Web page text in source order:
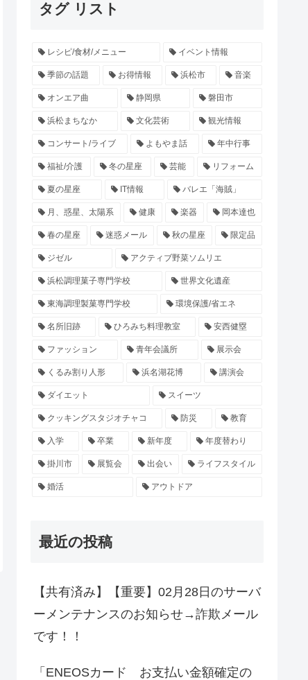
タグ リスト
レシピ/食材/メニュー イベント情報
季節の話題 お得情報 浜松市 音楽
オンエア曲 静岡県 磐田市
浜松まちなか 文化芸術 観光情報
コンサート/ライブ よもやま話 年中行事
福祉/介護 冬の星座 芸能 リフォーム
夏の星座 IT情報 バレエ「海賊」
月、惑星、太陽系 健康 楽器 岡本達也
春の星座 迷惑メール 秋の星座 限定品
ジゼル アクティブ野菜ソムリエ
浜松調理菓子専門学校 世界文化遺産
東海調理製菓専門学校 環境保護/省エネ
名所旧跡 ひろみち料理教室 安西健塁
ファッション 青年会議所 展示会
くるみ割り人形 浜名湖花博 講演会
ダイエット スイーツ
クッキングスタジオチャコ 防災 教育
入学 卒業 新年度 年度替わり
掛川市 展覧会 出会い ライフスタイル
婚活 アウトドア
最近の投稿
【共有済み】【重要】02月28日のサーバ
ーメンテナンスのお知らせ→詐欺メール
です！！
「ENEOSカード お支払い金額確定の